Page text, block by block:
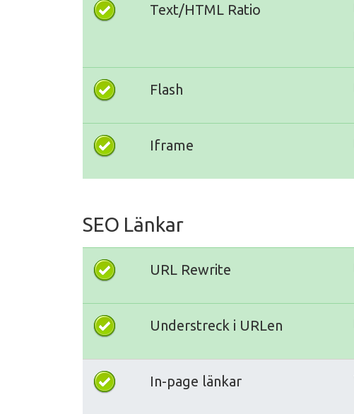
Text/HTML Ratio
Flash
Iframe
SEO Länkar
URL Rewrite
Understreck i URLen
In-page länkar